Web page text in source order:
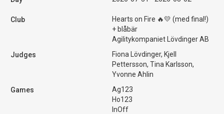
Hearts on Fire 🔥💛 (med final!)
+ blåbär
Agilitykompaniet Lövdinger AB
Fiona Lövdinger, Kjell
Pettersson, Tina Karlsson,
Yvonne Ahlin
Ag123
Ho123
InOff